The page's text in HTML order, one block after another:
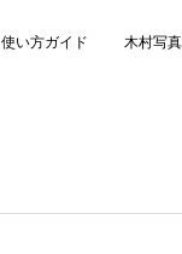
使い方ガイド 木村写